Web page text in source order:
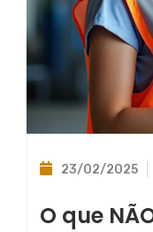
23/02/2025
O que